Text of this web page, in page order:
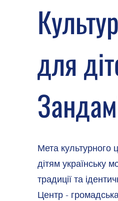
для
Мета культурного
дітям українську
традиції та
Центр -